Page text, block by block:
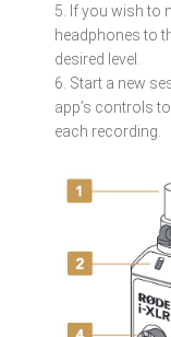
5. If you wish to
headphones to
desired level.
6. Start a new
app’s controls
each recording.